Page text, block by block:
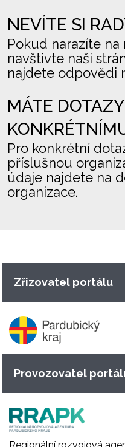
NEVÍTE SI
Pokud narazíte
navštivte naši
najdete odpovědi
MÁTE
Pro konkrétní
příslušnou
údaje najdete na
organizace.
Zřizovatel portálu
Provozovatel